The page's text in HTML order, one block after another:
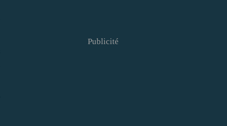
Publicité